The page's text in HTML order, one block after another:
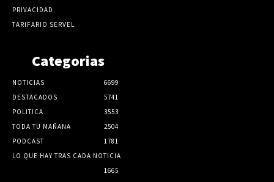
PRIVACIDAD
TARIFARIO SERVEL
Categorias
NOTICIAS
6699
DESTACADOS
5741
POLITICA
3553
TODA TU MAÑANA
2504
PODCAST
1781
LO QUE HAY TRAS CADA NOTICIA
1665